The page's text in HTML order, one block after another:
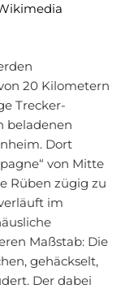
20 Kilometern
Trecker-
beladenen
Dort
von Mitte
Rüben zügig zu
im
Maßstab: Die
gehäckselt,
Der dabei